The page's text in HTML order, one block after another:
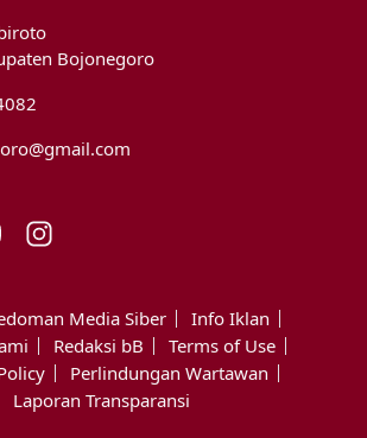
Bojonegoro
Media Siber
Info Iklan
Redaksi bB
Terms of Use
Perlindungan Wartawan
Laporan Transparansi